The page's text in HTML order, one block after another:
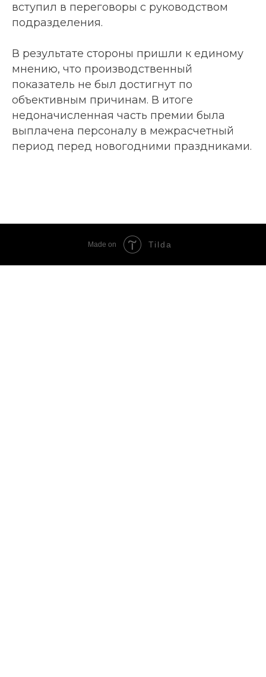
вступил в переговоры с руководством
подразделения.
В результате стороны пришли к единому
мнению, что производственный
показатель не был достигнут по
объективным причинам. В итоге
недоначисленная часть премии была
выплачена персоналу в межрасчетный
период перед новогодними праздниками.
Made on Tilda